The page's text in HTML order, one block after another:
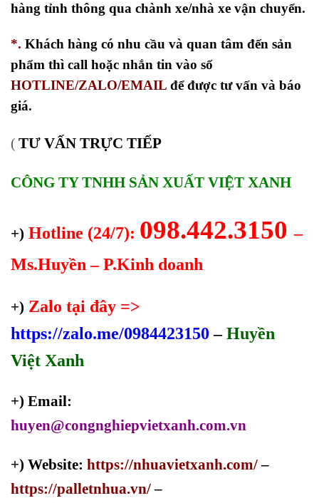
hàng tỉnh thông qua chành xe/nhà xe vận chuyển.
*. Khách hàng có nhu cầu và quan tâm đến sản
phẩm thì call hoặc nhắn tin vào số
HOTLINE/ZALO/EMAIL để được tư vấn và báo
giá.
( TƯ VẤN TRỰC TIẾP
CÔNG TY TNHH SẢN XUẤT VIỆT XANH
+) Hotline (24/7): 098.442.3150–
Ms.Huyền – P.Kinh doanh
+) Zalo tại đây =>
https://zalo.me/0984423150 –Huyền
Việt Xanh
+) Email:
huyen@congnghiepvietxanh.com.vn
+) Website: https://nhuavietxanh.com/–
https://palletnhua.vn/ –